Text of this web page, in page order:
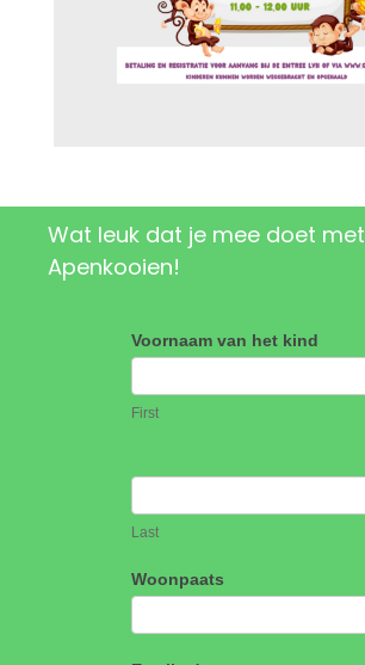
Kledingvoorschriften
Vrienden van Hou Vast
Flexibel sporten
Wat leuk dat je mee doet met
Apenkooien!
Aanmeldformulier
Voornaam van het kind
First
Last
Woonpaats